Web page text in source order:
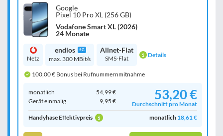
Google
Pixel 10 Pro XL (256 GB)
Vodafone Smart XL (2026)
24 Monate
Netz
endlos 5G
max. 300 MBit/s
Allnet-Flat
SMS-Flat Details
100,00 € Bonus bei Rufnummernmitnahme
monatlich
54,99 €
Gerät einmalig
9,95 € 53,20 €
Durchschnitt pro Monat
Handyhase Effektivpreis
monatlich 18,61 €